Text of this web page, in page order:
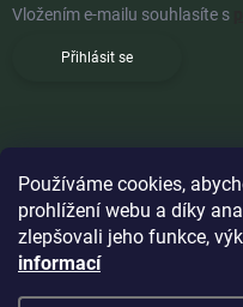
Používáme cookies,
prohlížení webu a díky
zlepšovali jeho funkce,
informací
Vložením e-mailu souhlasíte s
Přihlásit se